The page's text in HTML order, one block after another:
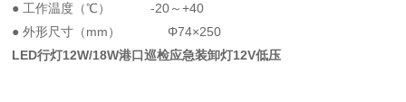
● 工作温度（℃） -20～+40
● 外形尺寸（mm） Φ74×250
LED行灯12W/18W港口巡检应急装卸灯12V低压